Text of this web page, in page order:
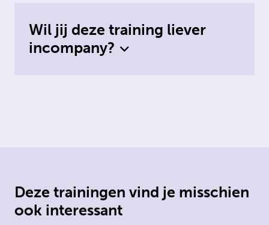
Wil jij deze training liever
incompany?
Deze trainingen vind je misschien
ook interessant